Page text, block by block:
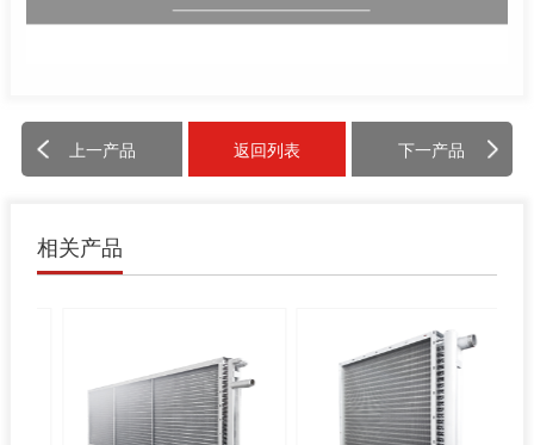
上一产品 返回列表 下一产品
相关产品